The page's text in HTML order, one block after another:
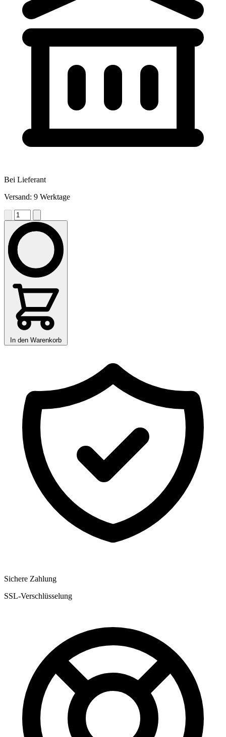
Bei Lieferant
Versand: 9 Werktage
In den Warenkorb
Sichere Zahlung
SSL-Verschlüsselung